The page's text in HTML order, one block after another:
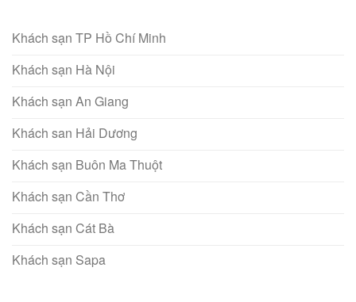
Khách sạn TP Hồ Chí Minh
Khách sạn Hà Nội
Khách sạn An Giang
Khách san Hải Dương
Khách sạn Buôn Ma Thuột
Khách sạn Cần Thơ
Khách sạn Cát Bà
Khách sạn Sapa